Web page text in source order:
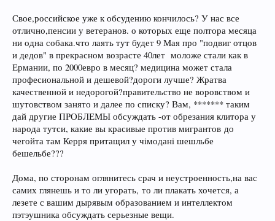
Свое,российское уже к обсудению кончилось? У нас все
отлично,пенсии у ветеранов. о которых еще полтора месяца
ни одна собака.что лаять тут будет 9 Мая про "подвиг отцов
и дедов" в прекрасном возрасте 40лет моложе стали как в
Ермании, по 2000евро в месяц? медицина может стала
професиональной и дешевой?дороги лучше? Жратва
качественной и недорогой?правительство не воровством и
шутовством занято и далее по списку? Вам, ******* таким
дай другие ПРОБЛЕМЫ обсуждать -от обрезания клитора у
народа тутси, какие вы красивые против мигрантов до
чегойта там Керря притащил у чiмоданi шешльбе
бешельбе???
Дома, по сторонам оглянитесь срач и неустроенность,на вас
самих глянешь и то ли угорать, то ли плакать хочется, а
лезете с вашим дырявым образованием и интеллектом
пэтэушника обсуждать серьезные вещи.